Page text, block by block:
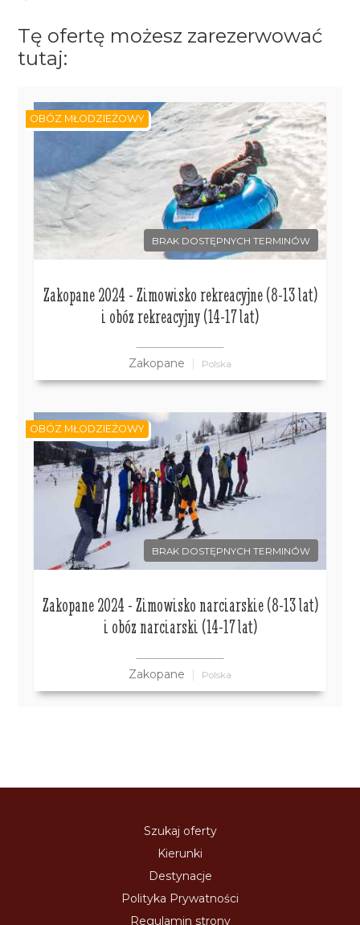
Tę ofertę możesz zarezerwować
tutaj:
BRAK DOSTĘPNYCH TERMINÓW
Zakopane 2024 - Zimowisko rekreacyjne (8-13 lat)
i obóz rekreacyjny (14-17 lat)
Zakopane Polska
OBÓZ MŁODZIEŻOWY
BRAK DOSTĘPNYCH TERMINÓW
Zakopane 2024 - Zimowisko narciarskie (8-13 lat)
i obóz narciarski (14-17 lat)
Zakopane Polska
OBÓZ MŁODZIEŻOWY
Szukaj oferty
Kierunki
Destynacje
Polityka Prywatności
Regulamin strony